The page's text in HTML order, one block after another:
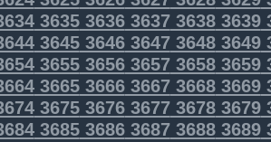
36353636363736383639
36453646364736483649
36553656365736583659
36653666366736683669
36753676367736783679
36853686368736883689